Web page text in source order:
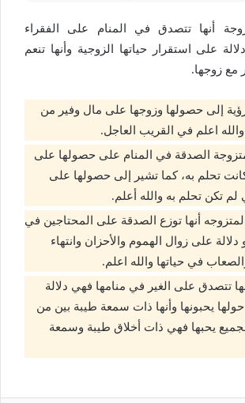
أنها تتصدق في المنام على الفقراء
على استقرار حياتها الزوجية وأنها تنعم
مع زوجها.
إلى حصولها وزوجها على مال وفير من
اعلم في القريب العاجل.
الصدقة في المنام على حصولها على
تحلم به، كما تشير إلى حصولها على
تكن تحلم به والله أعلم.
المتزوجه أنها توزع الصدقة على المحتاجين في
دلالة على زوال الهموم والأحزان وانتهاء
في حياتها والله اعلم.
أنها تتصدق على الغير في منامها فهي دلالة
يحبونها وأنها ذات سمعة طيبة بين من
يحبها فهي ذات أخلاق طيبة وسمعة